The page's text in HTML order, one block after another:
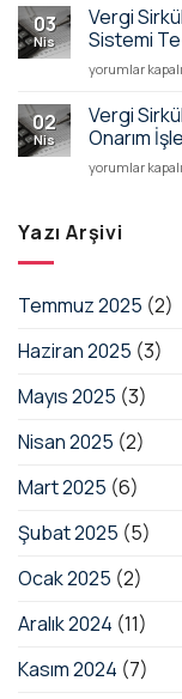
için
İlişkin
Yönetmelik
için
Sistemik
Risk
Veri
Takip
Bildirim
Yükümlülüğü
Güncellendi
03
Nis
Vergi
Sistemi
Vergi
2025/15
–
Ulusal
Taşıt
Tebliğinde
Düzenlemeler
için
yorumlar kapalı
02
Nis
Vergi
Onarım
Vergi
–
Bazı
İnşaat
Onarım
Tevkifat
%1’e
Düşürüldü
yorumlar kapalı
Yazı Arşivi
Temmuz 2025 (2)
Haziran 2025 (3)
Mayıs 2025 (3)
Nisan 2025 (2)
Mart 2025 (6)
Şubat 2025 (5)
Ocak 2025 (2)
Aralık 2024 (11)
Kasım 2024 (7)